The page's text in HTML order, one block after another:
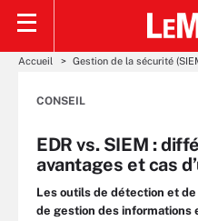
Accueil Gestion de la sécurité
CONSEIL
EDR vs. SIEM :
avantages et cas
Les outils de détection et
de gestion des